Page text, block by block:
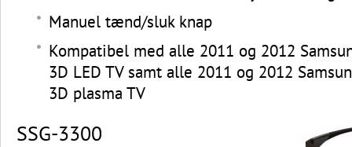
Manuel tænd/sluk knap
Kompatibel med alle 2011 og 2012
3D LED TV samt alle 2011 og 2012
3D plasma TV
SSG-3300